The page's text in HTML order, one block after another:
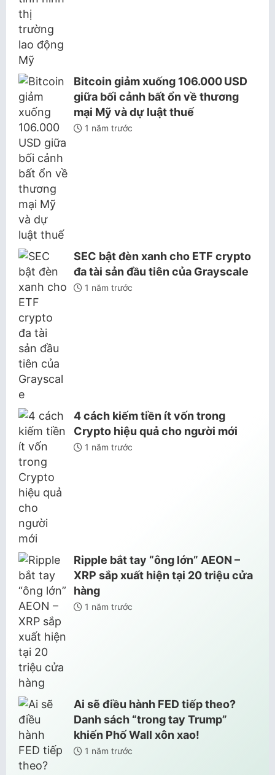
Bitcoin giảm xuống 106.000 USD
giữa bối cảnh bất ổn về thương
mại Mỹ và dự luật thuế
1 năm trước
SEC bật đèn xanh cho ETF crypto
đa tài sản đầu tiên của Grayscale
1 năm trước
4 cách kiếm tiền ít vốn trong
Crypto hiệu quả cho người mới
1 năm trước
Ripple bắt tay “ông lớn” AEON –
XRP sắp xuất hiện tại 20 triệu cửa
hàng
1 năm trước
Ai sẽ điều hành FED tiếp theo?
Danh sách “trong tay Trump”
khiến Phố Wall xôn xao!
1 năm trước